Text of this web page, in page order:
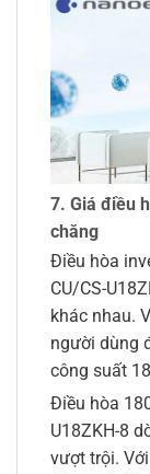
7. Giá điều
chăng
Điều hòa
CU/CS-
khác nhau.
người dùng
công suất
Điều hòa
U18ZKH-8
vượt trội.